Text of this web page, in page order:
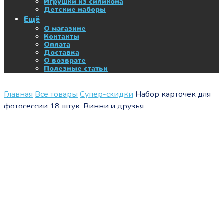
Детские наборы
Ещё
О магазине
Контакты
Оплата
Доставка
О возврате
Полезные статьи
Главная Все товары Супер-скидки Набор карточек для
фотосессии 18 штук. Винни и друзья